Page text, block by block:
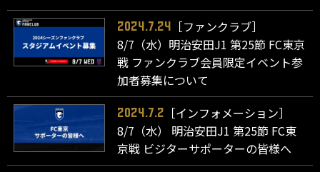
2024.7.24
［ファンクラブ］
8/7（水）明治安田J1 第25節 FC東京
戦 ファンクラブ会員限定イベント参
加者募集について
2024.7.2
［インフォメーション］
8/7（水） 明治安田J1 第25節 FC東
京戦 ビジターサポーターの皆様へ